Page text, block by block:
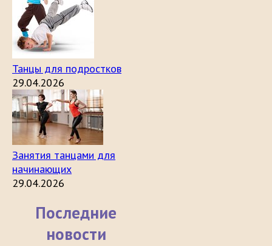
Танцы для подростков
29.04.2026
Занятия танцами для
начинающих
29.04.2026
Последние
новости